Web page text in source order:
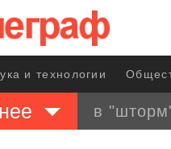
и технологии
в